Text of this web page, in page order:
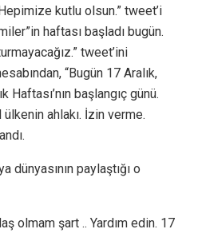
kutlu olsun.” tweet’i
haftası başladı bugün.
tweet’ini
“Bugün 17 Aralık,
Haftası’nın başlangıç günü.
ahlakı. İzin verme.
paylaştığı o
olmam şart .. Yardım edin. 17